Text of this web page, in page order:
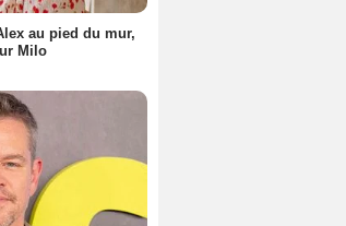
au pied du mur,
Milo